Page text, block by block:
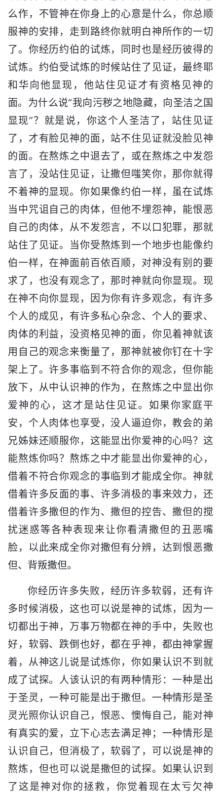
么作，不管神在你身上的心意是什么，你总顺
服神的安排，走到路终你就明白神所作的一切
了。你经历约伯的试炼，同时也是经历彼得的
试炼。约伯受试炼的时候站住了见证，最终耶
和华向他显现，他站住见证才有资格见神的
面。为什么说“我向污秽之地隐藏，向圣洁之国
显现”？就是说，你这个人圣洁了，站住见证
了，才有脸见神的面，站不住见证就没脸见神
的面。在熬炼之中退去了，或在熬炼之中发怨
言了，没站住见证，让撒但嗤笑你，那你就得
不着神的显现。你如果像约伯一样，虽在试炼
当中咒诅自己的肉体，但他不埋怨神，能恨恶
自己的肉体，从不发怨言，不以口犯罪，那就
站住了见证。当你受熬炼到一个地步也能像约
伯一样，在神面前百依百顺，对神没有别的要
求了，也没有观念了，那时神就向你显现。现
在神不向你显现，因为你有许多观念，有许多
个人的成见，有许多私心杂念、个人的要求、
肉体的利益，没资格见神的面，你见着神就该
用自己的观念来衡量了，那神就被你钉在十字
架上了。许多事临到不符合你的观念，但你能
放下，从中认识神的作为，在熬炼之中显出你
爱神的心，这才是站住见证。如果你家庭平
安，个人肉体也享受，没人逼迫你，教会的弟
兄姊妹还顺服你，这能显出你爱神的心吗？这
能熬炼你吗？熬炼之中才能显出你爱神的心，
借着不符合你观念的事临到才能成全你。神就
借着许多反面的事、许多消极的事来效力，还
借着许多撒但的作为、撒但的控告、撒但的搅
扰迷惑等各种表现来让你看清撒但的丑恶嘴
脸，以此来成全你对撒但有分辨，达到恨恶撒
但、背叛撒但。
你经历许多失败，经历许多软弱，还有许
多时候消极，这也可以说是神的试炼，因为一
切都出于神，万事万物都在神的手中，失败也
好，软弱、跌倒也好，都在乎神，都由神掌握
着，从神这儿说是试炼你，你如果认识不到就
成了试探。人该认识的有两种情形：一种是出
于圣灵，一种可能是出于撒但。一种情形是圣
灵光照你认识自己，恨恶、懊悔自己，能对神
有真实的爱，立下心志去满足神；一种情形是
认识自己，但消极了，软弱了，可以说是神的
熬炼，但也可以说是撒但的试探。如果认识到
了这是神对你的拯救，你觉着现在太亏欠神